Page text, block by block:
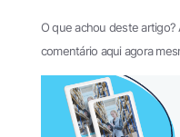
O que achou deste
comentário aqui agora